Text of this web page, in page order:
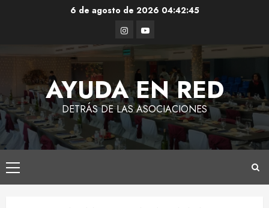
6 de agosto de 2026 04:42:46
Instagram
Youtube
AYUDA EN RED
DETRÁS DE LAS ASOCIACIONES
Menú
principal